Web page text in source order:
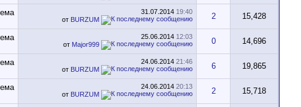
31.07.2014 19:40
от BURZUM 2 15,428
25.06.2014 12:03
от Major999 0 14,696
24.06.2014 21:46
от BURZUM 6 19,865
24.06.2014 20:13
от BURZUM 2 15,718